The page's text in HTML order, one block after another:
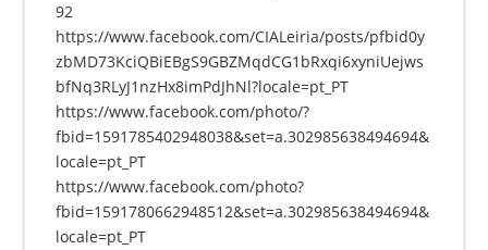
92
https://www.facebook.com/CIALeiria/posts/pfbid0y
zbMD73KciQBiEBgS9GBZMqdCG1bRxqi6xyniUejws
bfNq3RLyJ1nzHx8imPdJhNl?locale=pt_PT
https://www.facebook.com/photo/?
fbid=1591785402948038&set=a.302985638494694&
locale=pt_PT
https://www.facebook.com/photo?
fbid=1591780662948512&set=a.302985638494694&
locale=pt_PT